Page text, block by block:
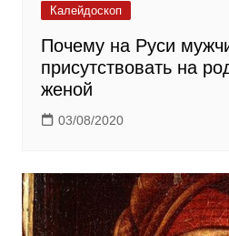
Калейдоскоп
Почему на Руси
присутствовать на
женой
03/08/2020